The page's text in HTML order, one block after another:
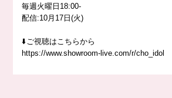
毎週火曜日18:00-
配信:10月17日(火)
⬇️ご視聴はこちらから
https://www.showroom-live.com/r/cho_idol